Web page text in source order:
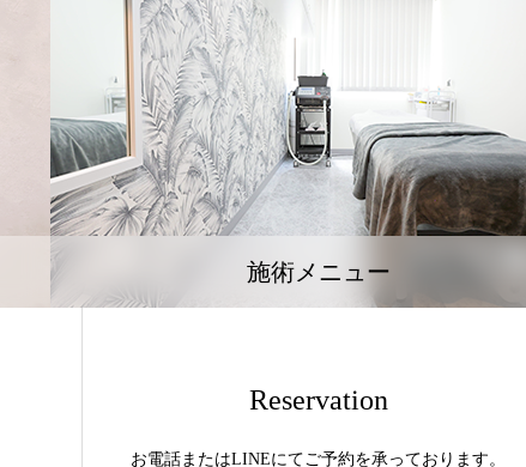
施術メニュー
Reservation
お電話またはLINEにてご予約を承っております。